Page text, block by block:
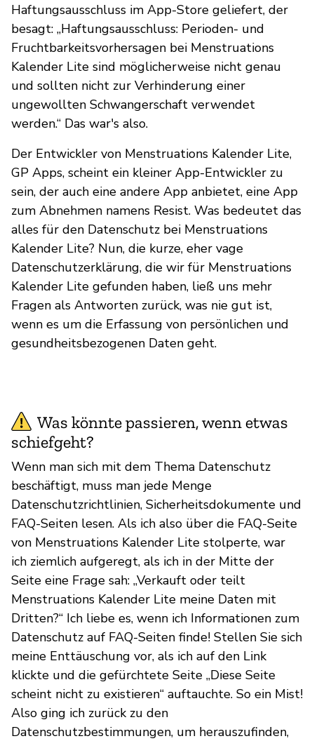
Haftungsausschluss im App-Store geliefert, der
besagt: „Haftungsausschluss: Perioden- und
Fruchtbarkeitsvorhersagen bei Menstruations
Kalender Lite sind möglicherweise nicht genau
und sollten nicht zur Verhinderung einer
ungewollten Schwangerschaft verwendet
werden.“ Das war's also.
Der Entwickler von Menstruations Kalender Lite,
GP Apps, scheint ein kleiner App-Entwickler zu
sein, der auch eine andere App anbietet, eine App
zum Abnehmen namens Resist. Was bedeutet das
alles für den Datenschutz bei Menstruations
Kalender Lite? Nun, die kurze, eher vage
Datenschutzerklärung, die wir für Menstruations
Kalender Lite gefunden haben, ließ uns mehr
Fragen als Antworten zurück, was nie gut ist,
wenn es um die Erfassung von persönlichen und
gesundheitsbezogenen Daten geht.
Was könnte passieren, wenn etwas
schiefgeht?
Wenn man sich mit dem Thema Datenschutz
beschäftigt, muss man jede Menge
Datenschutzrichtlinien, Sicherheitsdokumente und
FAQ-Seiten lesen. Als ich also über die FAQ-Seite
von Menstruations Kalender Lite stolperte, war
ich ziemlich aufgeregt, als ich in der Mitte der
Seite eine Frage sah: „Verkauft oder teilt
Menstruations Kalender Lite meine Daten mit
Dritten?“ Ich liebe es, wenn ich Informationen zum
Datenschutz auf FAQ-Seiten finde! Stellen Sie sich
meine Enttäuschung vor, als ich auf den Link
klickte und die gefürchtete Seite „Diese Seite
scheint nicht zu existieren“ auftauchte. So ein Mist!
Also ging ich zurück zu den
Datenschutzbestimmungen, um herauszufinden,